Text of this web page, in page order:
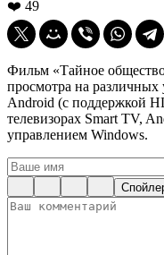
❤️ 49
Фильм «Тайное
просмотра на различных
Android (с поддержкой
телевизорах Smart TV,
управлением Windows.